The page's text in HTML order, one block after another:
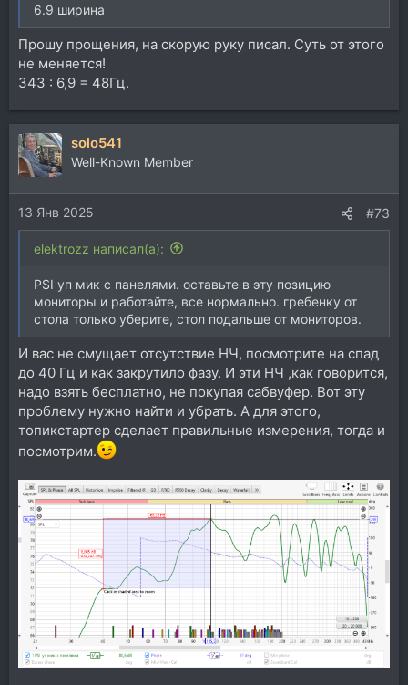
Это частоты которые совершат 343 биения за одну
Теперь представьте себе, как вы локально (в месте
прослушивания) снизите энергию низкочастотных
всенаправленность?
6.9 ширина
Прошу прощения, на скорую руку писал. Суть от этого
не меняется!
343 : 6,9 = 48Гц.
solo541
Well-Known Member
13 Янв 2025 #73
elektrozz написал(а):
PSI уп мик с панелями. оставьте в эту позицию
мониторы и работайте, все нормально. гребенку от
стола только уберите, стол подальше от мониторов.
И вас не смущает отсутствие НЧ, посмотрите на спад
до 40 Гц и как закрутило фазу. И эти НЧ ,как говорится,
надо взять бесплатно, не покупая сабвуфер. Вот эту
проблему нужно найти и убрать. А для этого,
топикстартер сделает правильные измерения, тогда и
посмотрим.